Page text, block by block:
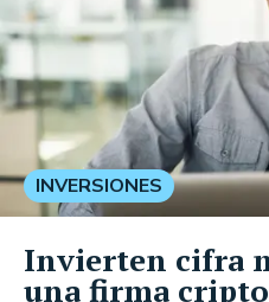
INVERSIONES
Invierten cifra
una firma